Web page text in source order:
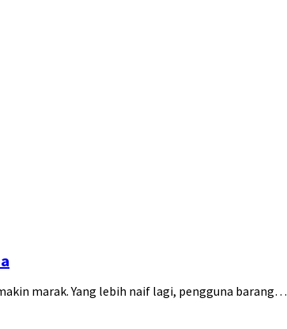
marak. Yang lebih naif lagi, pengguna barang…